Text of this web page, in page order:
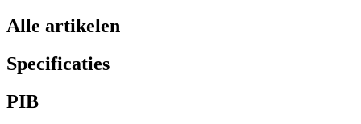
Alle artikelen
Specificaties
PIB